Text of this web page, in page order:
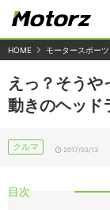
HOME モータースポーツ
えっ？そうや
動きのヘッド
クルマ 2017/03/13
目次